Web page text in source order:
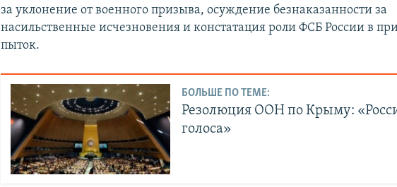
за уклонение от военного призыва, осуждение безнаказанности за
насильственные исчезновения и констатация роли ФСБ России в
пыток.
БОЛЬШЕ ПО ТЕМЕ:
Резолюция ООН по Крыму:
голоса»